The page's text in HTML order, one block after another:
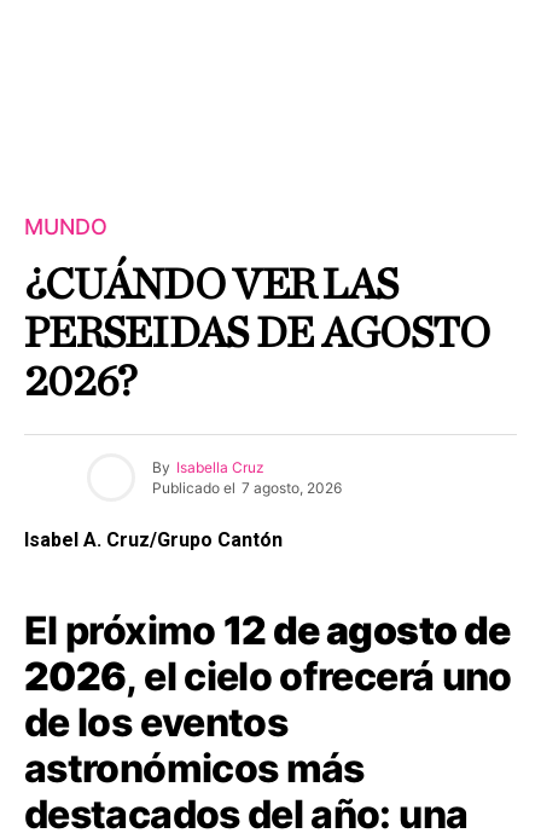
MUNDO
¿CUÁNDO VER LAS
PERSEIDAS DE AGOSTO
2026?
By Isabella Cruz
Publicado el 7 agosto, 2026
Isabel A. Cruz/Grupo Cantón
El próximo 12 de agosto de
2026, el cielo ofrecerá uno
de los eventos
astronómicos más
destacados del año: una